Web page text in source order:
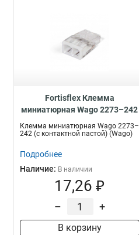
Fortisflex Клемма
миниатюрная Wago 2273–242
(с контактной пастой), 88327
Клемма миниатюрная Wago 2273–
242 (с контактной пастой) (Wago)
Подробнее
Наличие: В наличии
17,26 ₽
– +
В корзину